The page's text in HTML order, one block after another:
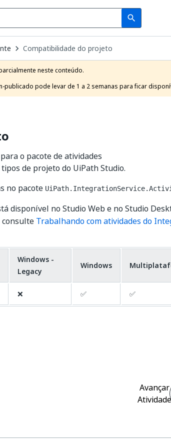
search
Search
Compatibilidade do projeto
neste conteúdo.
publicado pode levar de 1 a 2 semanas para ficar
o pacote de atividades
de projeto do UiPath Studio.
no pacote
disponível no Studio Web e no Studio
consulte Trabalhando com atividades do
Windows -
Legacy
Windows
❌ ✅ ✅
Avançar